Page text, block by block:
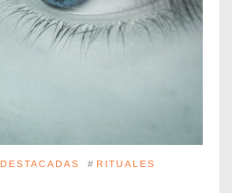
DESTACADAS # RITUALES